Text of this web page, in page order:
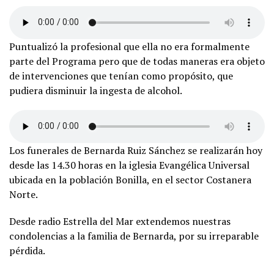
Puntualizó la profesional que ella no era formalmente
parte del Programa pero que de todas maneras era objeto
de intervenciones que tenían como propósito, que
pudiera disminuir la ingesta de alcohol.
Los funerales de Bernarda Ruiz Sánchez se realizarán hoy
desde las 14.30 horas en la iglesia Evangélica Universal
ubicada en la población Bonilla, en el sector Costanera
Norte.
Desde radio Estrella del Mar extendemos nuestras
condolencias a la familia de Bernarda, por su irreparable
pérdida.